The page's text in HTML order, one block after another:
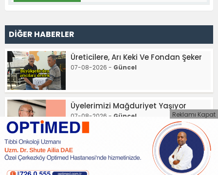
DİĞER HABERLER
Üreticilere, Arı Keki Ve Fondan Şeker
07-08-2026 - Güncel
Üyelerimizi Mağduriyet Yaşıyor
07-08-2026 - Güncel Reklamı Kapat